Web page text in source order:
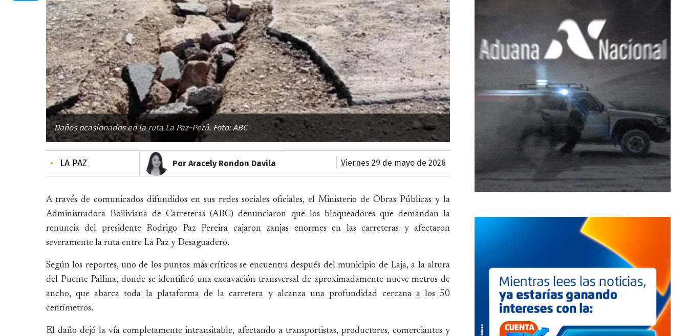
Daños ocasionados en la ruta La Paz–Perú. Foto: ABC
• LA PAZ Por Aracely Rondon Davila viernes 29 de mayo de 2026
A través de comunicados difundidos en sus redes sociales oficiales, el Ministerio de Obras Públicas y la
Administradora Boiliviana de Carreteras (ABC) denunciaron que los bloqueadores que demandan la
renuncia del presidente Rodrigo Paz Pereira cajaron zanjas enormes en las carreteras y afectaron
severamente la ruta entre La Paz y Desaguadero.
Según los reportes, uno de los puntos más críticos se encuentra después del municipio de Laja, a la altura
del Puente Pallina, donde se identificó una excavación transversal de aproximadamente nueve metros de
ancho, que abarca toda la plataforma de la carretera y alcanza una profundidad cercana a los 50
centímetros.
El daño dejó la vía completamente intransitable, afectando a transportistas, productores, comerciantes y